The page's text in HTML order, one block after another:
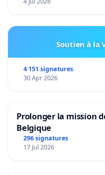
Soutien à la
4 151 signatures
30 Apr 2026
Prolonger la mission
Belgique
296 signatures
17 Jul 2026